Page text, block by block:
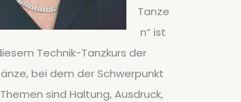
Tanze
n“ ist
Technik-Tanzkurs der
bei dem der Schwerpunkt
sind Haltung, Ausdruck,